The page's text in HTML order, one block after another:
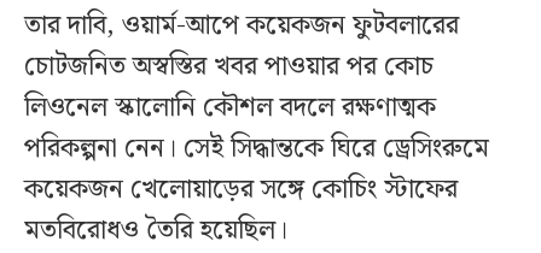
তার দাবি, ওয়ার্ম-আপে কয়েকজন ফুটবলারের
চোটজনিত অস্বস্তির খবর পাওয়ার পর কোচ
লিওনেল স্কালোনি কৌশল বদলে রক্ষণাত্মক
পরিকল্পনা নেন। সেই সিদ্ধান্তকে ঘিরে ড্রেসিংরুমে
কয়েকজন খেলোয়াড়ের সঙ্গে কোচিং স্টাফের
মতবিরোধও তৈরি হয়েছিল।